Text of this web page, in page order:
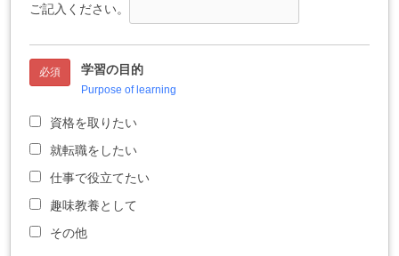
ご記入ください。
必須 学習の目的
Purpose of learning
資格を取りたい
就転職をしたい
仕事で役立てたい
趣味教養として
その他